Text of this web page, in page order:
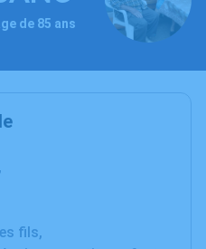
de 85 ans
fils,